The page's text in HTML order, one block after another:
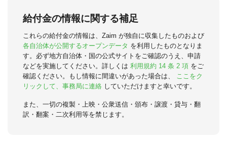
給付金の情報に関する補足
これらの給付金の情報は、Zaim が独自に収集したものおよび
各自治体が公開するオープンデータ を利用したものとなりま
す。必ず地方自治体・国の公式サイトをご確認のうえ、申請
などを実施してください。詳しくは 利用規約 14 条 2 項 をご
確認ください。もし情報に間違いがあった場合は、
ここをク
リックして、事務局に連絡 していただけますと幸いです。
また、一切の複製・上映・公衆送信・頒布・譲渡・貸与・翻
訳・翻案・二次利用等を禁じます。